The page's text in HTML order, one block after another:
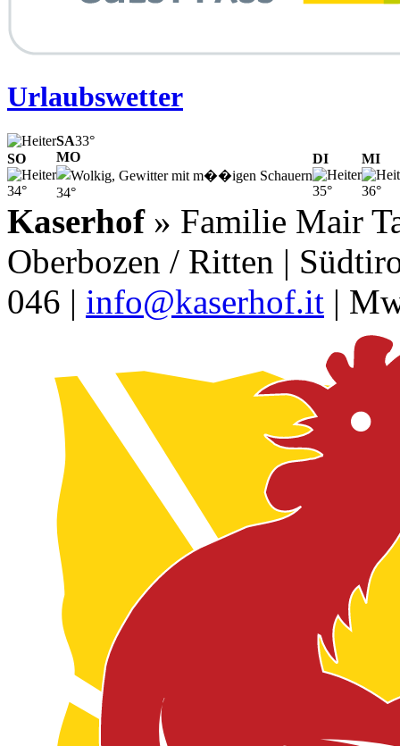
Urlaubswetter
SA33°
SO
34°
MO
34°
DI
35°
MI
36°
Kaserhof» Familie Mair
Oberbozen / Ritten |
046 | info@kaserhof.it |